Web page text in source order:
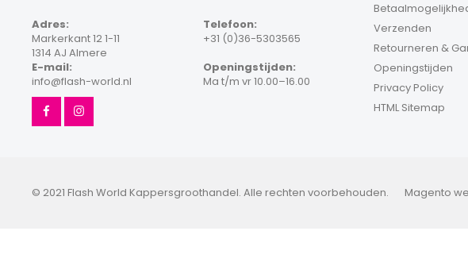
Adres:
Markerkant 12 1-11
1314 AJ Almere
Telefoon:
+31 (0)36-5303565
E-mail:
info@flash-world.nl
Openingstijden:
Ma t/m vr 10.00–16.00
Verzenden
Retourneren &
Openingstijden
Privacy Policy
HTML Sitemap
© 2021 Flash World Kappersgroothandel. Alle rechten voorbehouden. Magento